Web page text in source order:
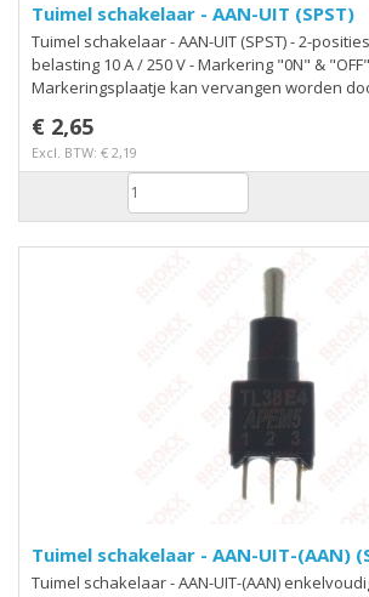
Tuimel schakelaar - AAN-UIT (SPST)
Tuimel schakelaar - AAN-UIT (SPST) - 2-
belasting 10 A / 250 V - Markering "0N" &
Markeringsplaatje kan vervangen worden
€ 2,65
Excl. BTW: € 2,19
Tuimel schakelaar - AAN-UIT-(AAN)
Tuimel schakelaar - AAN-UIT-(AAN)